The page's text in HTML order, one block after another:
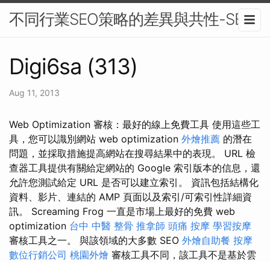
不同行業SEO策略的差異與共性-SEO
Digi6sa (313)
Aug 11, 2013
Web Optimization 審核：最好的線上免費工具 使用這些工
具，您可以識別網站 web optimization 外燴推薦 的潛在
問題，並採取措施提高網站在搜尋結果中的表現。 URL 檢
查器工具提供有關給定網站的 Google 索引版本的信息，還
允許您測試給定 URL 是否可以建立索引。 資訊包括結構化
資料、影片、連結的 AMP 頁面以及索引/可索引性詳細資
訊。 Screaming Frog 一直是市場上最好的免費 web
optimization 台中 中醫 整骨 推拿師 頭痛 按摩 學習按摩
審核工具之一。 與該領域的大多數 SEO 外燴自助餐 按摩
數位行銷公司 桃園外燴 審核工具不同，該工具不是基於雲